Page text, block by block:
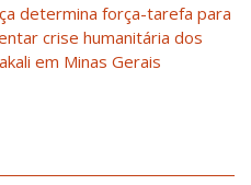
determina força-tarefa para
crise humanitária dos
em Minas Gerais